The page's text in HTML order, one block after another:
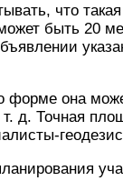
что
быть 20
форме она
д. Точная